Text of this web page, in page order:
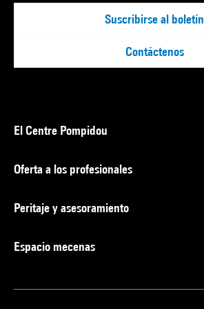
Suscribirse al boletín
Contáctenos
El Centre Pompidou
Oferta a los profesionales
Peritaje y asesoramiento
Espacio mecenas